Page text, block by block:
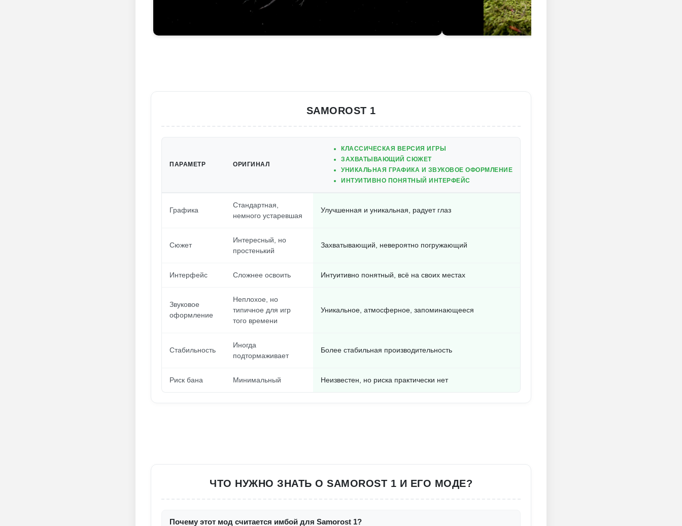
SAMOROST 1
ПАРАМЕТР ОРИГИНАЛ
КЛАССИЧЕСКАЯ ВЕРСИЯ ИГРЫ
ЗАХВАТЫВАЮЩИЙ СЮЖЕТ
УНИКАЛЬНАЯ ГРАФИКА И ЗВУКОВОЕ ОФОРМЛЕНИЕ
ИНТУИТИВНО ПОНЯТНЫЙ ИНТЕРФЕЙС
Графика
Стандартная,
немного устаревшая
Улучшенная и уникальная, радует глаз
Сюжет
Интересный, но
простенький
Захватывающий, невероятно погружающий
Интерфейс Сложнее освоить Интуитивно понятный, всё на своих местах
Звуковое
оформление
Неплохое, но
типичное для игр
того времени
Уникальное, атмосферное, запоминающееся
Стабильность
Иногда
подтормаживает
Более стабильная производительность
Риск бана Минимальный Неизвестен, но риска практически нет
ЧТО НУЖНО ЗНАТЬ О SAMOROST 1 И ЕГО МОДЕ?
Почему этот мод считается имбой для Samorost 1?